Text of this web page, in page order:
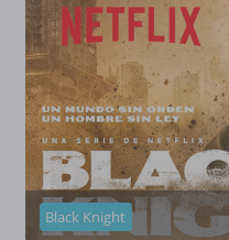
Black Knight